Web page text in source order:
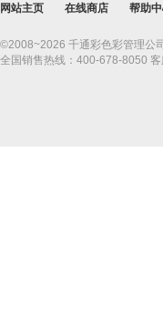
网站主页 在线商店 帮助
©2008~2026 千通彩色彩管理公司
全国销售热线：400-678-8050